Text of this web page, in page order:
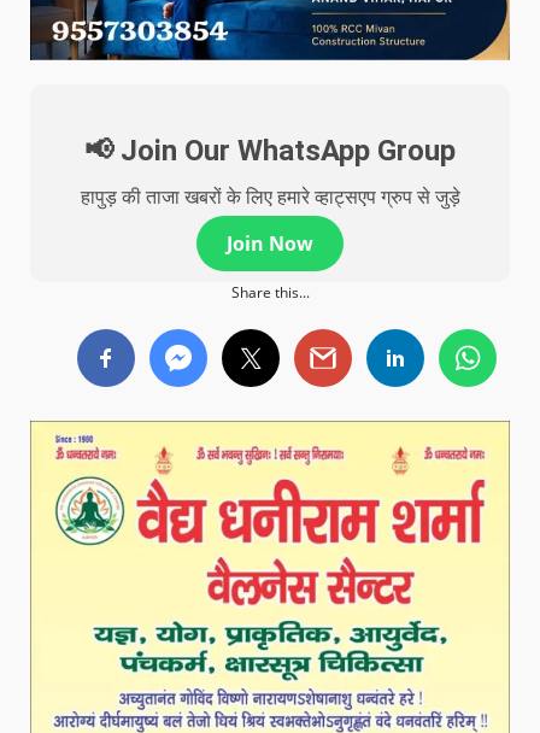
📢 Join Our WhatsApp Group
हापुड़ की ताजा खबरों के लिए हमारे व्हाट्सएप ग्रुप से जुड़े
Join Now
Share this...